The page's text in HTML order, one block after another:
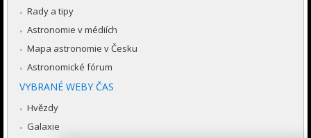
Rady a tipy
Astronomie v médiích
Mapa astronomie v Česku
Astronomické fórum
VYBRANÉ WEBY ČAS
Hvězdy
Galaxie